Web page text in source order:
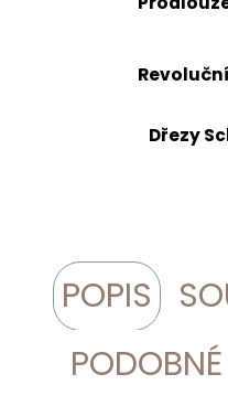
Dřezy
POPIS